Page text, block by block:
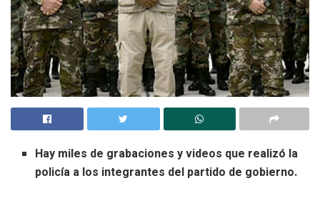
Hay miles de grabaciones y videos que realizó la
policía a los integrantes del partido de gobierno.